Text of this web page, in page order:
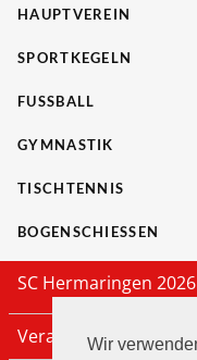
Wir
HAUPTVEREIN
SPORTKEGELN
FUSSBALL
GYMNASTIK
TISCHTENNIS
BOGENSCHIESSEN
SC Hermaringen 2026
Veranstaltungen